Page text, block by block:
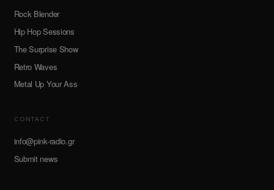
Rock Blender
Hip Hop Sessions
The Surprise Show
Retro Waves
Metal Up Your Ass
CONTACT
info@pink-radio.gr
Submit news